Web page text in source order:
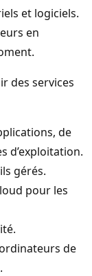
et logiciels.
en
des services
de
d’exploitation.
gérés.
pour les
de